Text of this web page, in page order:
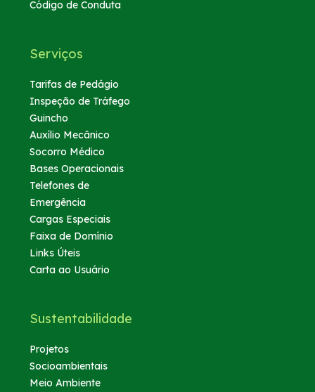
Código de Conduta
Serviços
Tarifas de Pedágio
Inspeção de Tráfego
Guincho
Auxílio Mecânico
Socorro Médico
Bases Operacionais
Telefones de
Emergência
Cargas Especiais
Faixa de Domínio
Links Úteis
Carta ao Usuário
Sustentabilidade
Projetos
Socioambientais
Meio Ambiente